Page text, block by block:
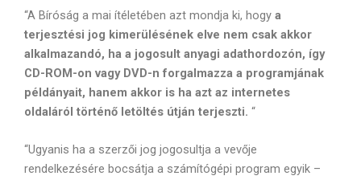
“A Bíróság a mai ítéletében azt mondja ki, hogy a
terjesztési jog kimerülésének elve nem csak akkor
alkalmazandó, ha a jogosult anyagi adathordozón, így
CD-ROM-on vagy DVD-n forgalmazza a programjának
példányait, hanem akkor is ha azt az internetes
oldaláról történő letöltés útján terjeszti. “
“Ugyanis ha a szerzői jog jogosultja a vevője
rendelkezésére bocsátja a számítógépi program egyik –